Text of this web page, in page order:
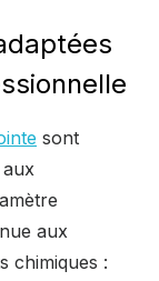
sont
aux
chimiques :